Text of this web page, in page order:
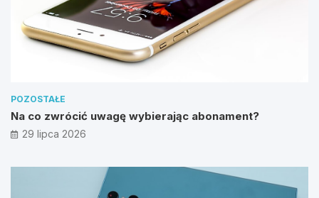
POZOSTAŁE
Na co zwrócić uwagę wybierając abonament?
29 lipca 2026